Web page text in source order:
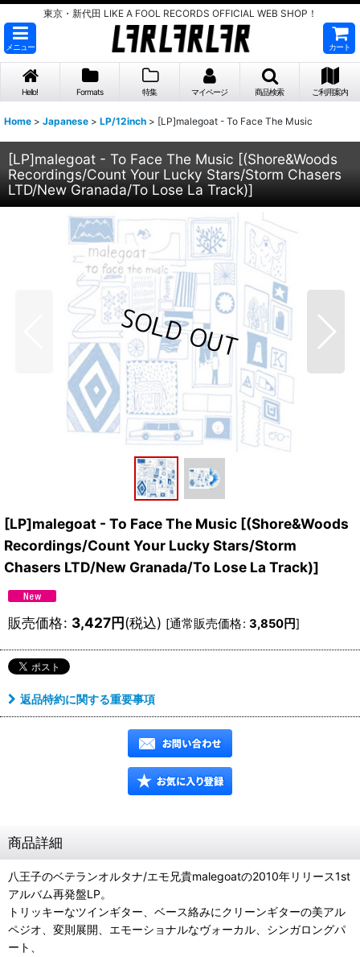
東京・新代田 LIKE A FOOL RECORDS OFFICIAL WEB SHOP！
メニュー カート
Hello! Formats 特集 マイページ 商品検索 ご利用案内
Home > Japanese > LP/12inch > [LP]malegoat - To Face The Music
[LP]malegoat - To Face The Music [(Shore&Woods
Recordings/Count Your Lucky Stars/Storm Chasers
LTD/New Granada/To Lose La Track)]
[LP]malegoat - To Face The Music [(Shore&Woods
Recordings/Count Your Lucky Stars/Storm
Chasers LTD/New Granada/To Lose La Track)]
販売価格: 3,427円(税込) [通常販売価格: 3,850円]
返品特約に関する重要事項
商品詳細
八王子のベテランオルタナ/エモ兄貴malegoatの2010年リリース1st
アルバム再発盤LP。
トリッキーなツインギター、ベース絡みにクリーンギターの美アル
ペジオ、変則展開、エモーショナルなヴォーカル、シンガロングパ
ート、